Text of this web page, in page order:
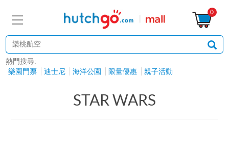
0
熱門搜尋:
樂園門票
迪士尼 海洋公園 限量優惠 親子活動
STAR WARS